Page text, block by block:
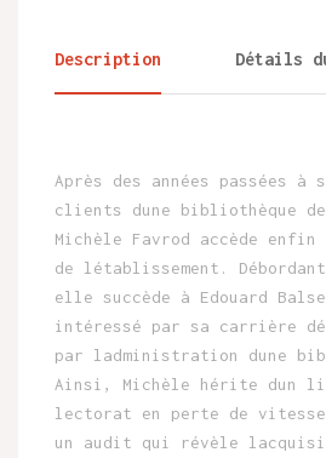
Description Détails
Après des années passées
clients dune bibliothèque
Michèle Favrod accède
de létablissement. Débordant
elle succède à Edouard
intéressé par sa carrière
par ladministration dune
Ainsi, Michèle hérite dun
lectorat en perte de
un audit qui révèle